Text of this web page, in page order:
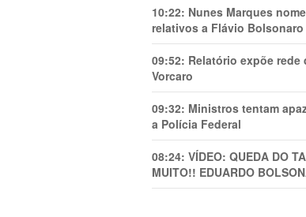
10:22: Nunes Marques
relativos a Flávio Bolsonaro
09:52: Relatório expõe rede
Vorcaro
09:32: Ministros tentam
a Polícia Federal
08:24: VÍDEO: QUEDA DO
MUITO!! EDUARDO